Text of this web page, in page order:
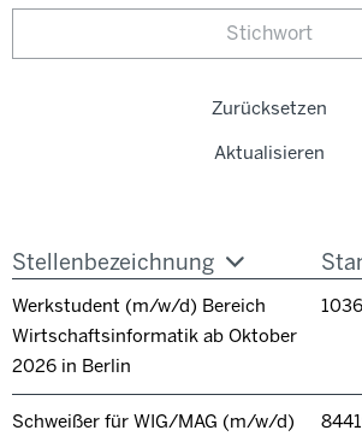
Zurücksetzen
Aktualisieren
Stellenbezeichnung
Werkstudent (m/w/d) Bereich
Wirtschaftsinformatik ab Oktober
2026 in Berlin
Schweißer für WIG/MAG (m/w/d)